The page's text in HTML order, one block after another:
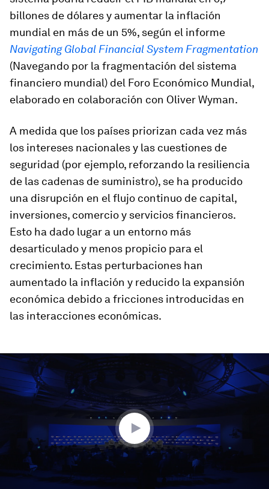
billones de dólares y aumentar la inflación
mundial en más de un 5%, según el informe
Navigating Global Financial System Fragmentation
(Navegando por la fragmentación del sistema
financiero mundial) del Foro Económico Mundial,
elaborado en colaboración con Oliver Wyman.
A medida que los países priorizan cada vez más
los intereses nacionales y las cuestiones de
seguridad (por ejemplo, reforzando la resiliencia
de las cadenas de suministro), se ha producido
una disrupción en el flujo continuo de capital,
inversiones, comercio y servicios financieros.
Esto ha dado lugar a un entorno más
desarticulado y menos propicio para el
crecimiento. Estas perturbaciones han
aumentado la inflación y reducido la expansión
económica debido a fricciones introducidas en
las interacciones económicas.
0
seconds
of
1
hour,